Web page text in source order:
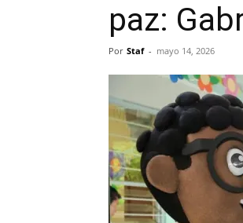
paz:
Por Staf - mayo 14, 2026